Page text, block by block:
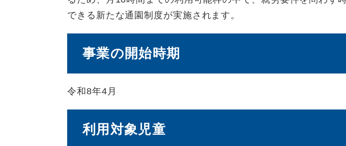
できる新たな通園制度が実施されます。
事業の開始時期
令和8年4月
利用対象児童